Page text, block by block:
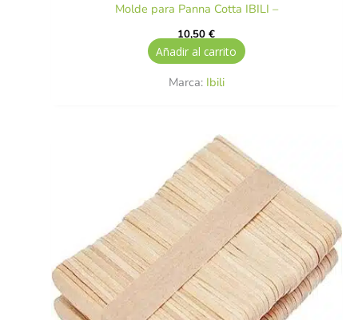
Molde para Panna Cotta IBILI –
10,50€
Añadir al carrito
Marca: Ibili